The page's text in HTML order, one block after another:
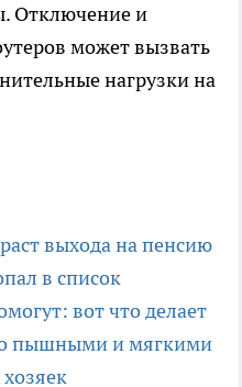
Отключение и
может вызвать
нагрузки на
выхода на пенсию
в список
вот что делает
пышными и мягкими